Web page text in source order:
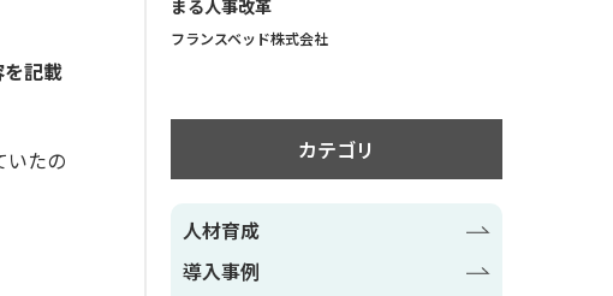
記載
いたの
まる人事改革
フランスベッド株式会社
カテゴリ
人材育成
導入事例